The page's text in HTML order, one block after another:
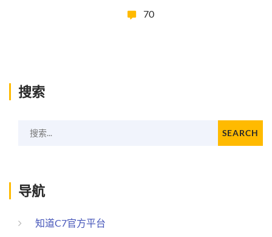
70
搜索
搜索... SEARCH
导航
知道C7官方平台